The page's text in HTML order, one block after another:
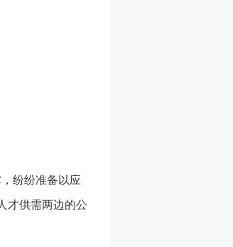
纷纷准备以应
才供需两边的公